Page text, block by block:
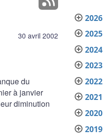
30 avril 2002
du
à janvier
diminution
2026
2025
2024
2023
2022
2021
2020
2019